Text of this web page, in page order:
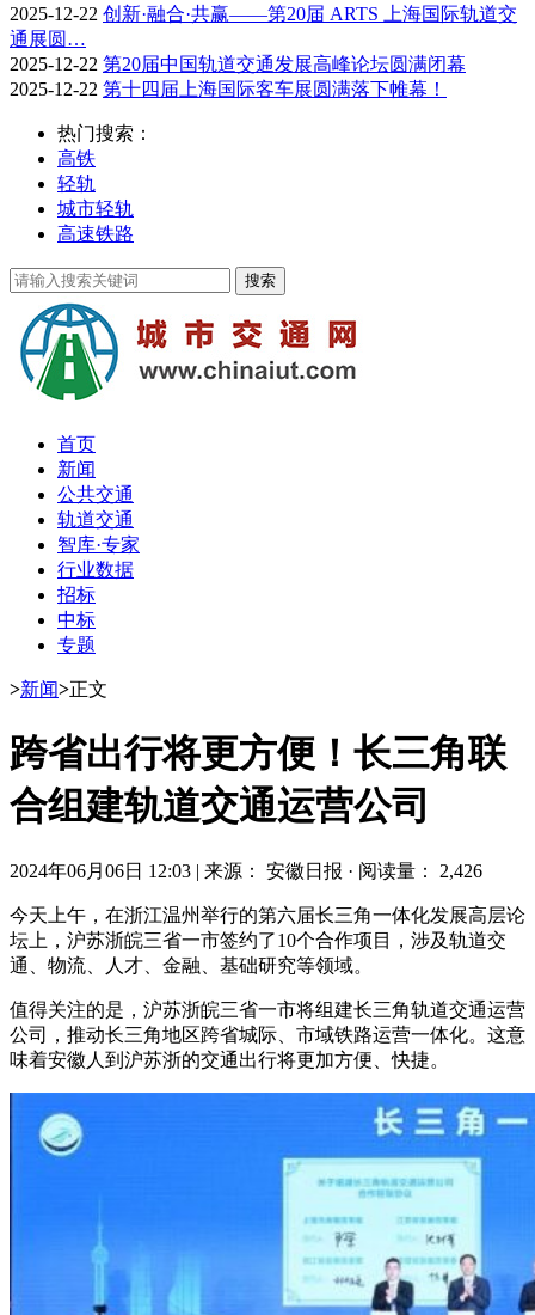
2025-12-22 创新·融合·共赢——第20届 ARTS 上海国际轨道交
通展圆…
2025-12-22 第20届中国轨道交通发展高峰论坛圆满闭幕
2025-12-22 第十四届上海国际客车展圆满落下帷幕！
热门搜索：
高铁
轻轨
城市轻轨
高速铁路
首页
新闻
公共交通
轨道交通
智库·专家
行业数据
招标
中标
专题
>新闻>正文
跨省出行将更方便！长三角联
合组建轨道交通运营公司
2024年06月06日 12:03 | 来源： 安徽日报 · 阅读量： 2,426
今天上午，在浙江温州举行的第六届长三角一体化发展高层论
坛上，沪苏浙皖三省一市签约了10个合作项目，涉及轨道交
通、物流、人才、金融、基础研究等领域。
值得关注的是，沪苏浙皖三省一市将组建长三角轨道交通运营
公司，推动长三角地区跨省城际、市域铁路运营一体化。这意
味着安徽人到沪苏浙的交通出行将更加方便、快捷。